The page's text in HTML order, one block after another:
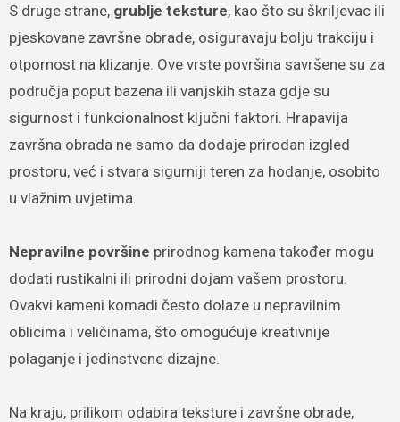
S druge strane, grublje teksture, kao što su škriljevac ili
pjeskovane završne obrade, osiguravaju bolju trakciju i
otpornost na klizanje. Ove vrste površina savršene su za
područja poput bazena ili vanjskih staza gdje su
sigurnost i funkcionalnost ključni faktori. Hrapavija
završna obrada ne samo da dodaje prirodan izgled
prostoru, već i stvara sigurniji teren za hodanje, osobito
u vlažnim uvjetima.
Nepravilne površine prirodnog kamena također mogu
dodati rustikalni ili prirodni dojam vašem prostoru.
Ovakvi kameni komadi često dolaze u nepravilnim
oblicima i veličinama, što omogućuje kreativnije
polaganje i jedinstvene dizajne.
Na kraju, prilikom odabira teksture i završne obrade,